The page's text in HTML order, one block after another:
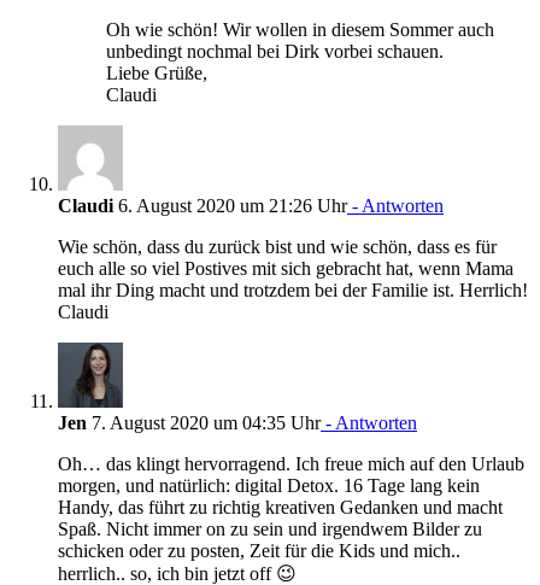
Oh wie schön! Wir wollen in diesem Sommer auch
unbedingt nochmal bei Dirk vorbei schauen.
Liebe Grüße,
Claudi
Claudi 6. August 2020 um 21:26 Uhr- Antworten
Wie schön, dass du zurück bist und wie schön, dass es für
euch alle so viel Postives mit sich gebracht hat, wenn Mama
mal ihr Ding macht und trotzdem bei der Familie ist. Herrlich!
Claudi
Jen 7. August 2020 um 04:35 Uhr- Antworten
Oh… das klingt hervorragend. Ich freue mich auf den Urlaub
morgen, und natürlich: digital Detox. 16 Tage lang kein
Handy, das führt zu richtig kreativen Gedanken und macht
Spaß. Nicht immer on zu sein und irgendwem Bilder zu
schicken oder zu posten, Zeit für die Kids und mich..
herrlich.. so, ich bin jetzt off 😉